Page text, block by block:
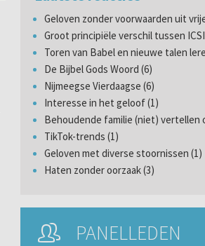
Geloven zonder voorwaarden uit
Groot principiële verschil tussen ICSI
Toren van Babel en nieuwe talen
De Bijbel Gods Woord (6)
Nijmeegse Vierdaagse (6)
Interesse in het geloof (1)
Behoudende familie (niet) vertellen
TikTok-trends (1)
Geloven met diverse stoornissen (1)
Haten zonder oorzaak (3)
PANELLEDEN